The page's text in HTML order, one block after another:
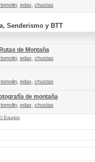
, edax chustas
Senderismo y BTT
de Montaña
, edax chustas
, edax chustas
de montaña
, edax chustas
Equipo